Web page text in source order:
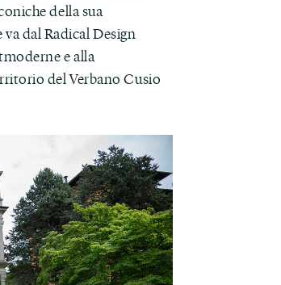
della sua
dal Radical Design
e alla
del Verbano Cusio